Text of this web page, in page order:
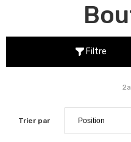
Filtre
Trier par
2